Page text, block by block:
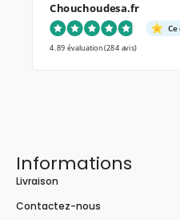
Chouchoudesa.fr
4.89 évaluation(284 avis)
Informations
Livraison
Contactez-nous